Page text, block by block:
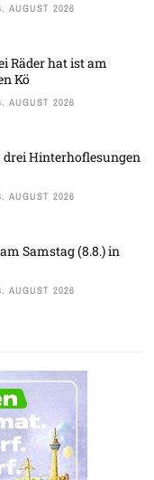
AUGUST 2026
Räder hat ist am
Kö
AUGUST 2026
drei Hinterhoflesungen
AUGUST 2026
Samstag (8.8.) in
AUGUST 2026